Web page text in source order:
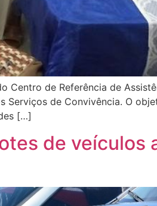
Centro de Referência de
de Convivência. O
[…]
de veículos